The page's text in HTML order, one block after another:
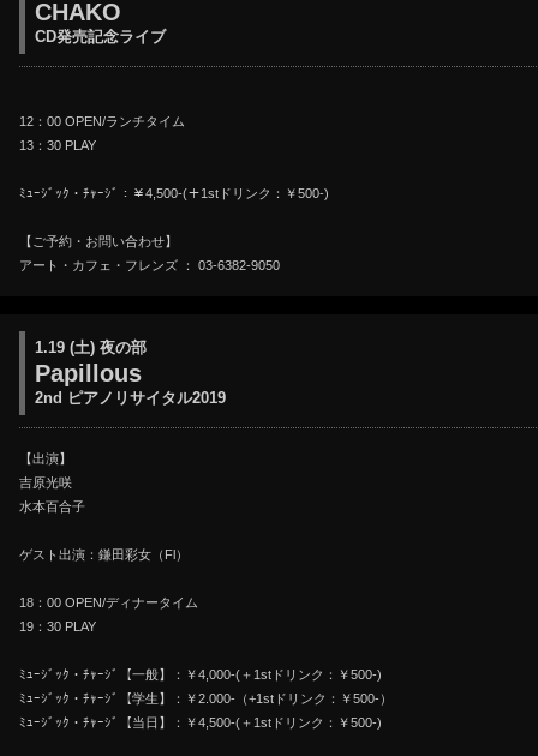
CHAKO
CD発売記念ライブ
12：00 OPEN/ランチタイム
13：30 PLAY
ﾐｭｰｼﾞｯｸ・ﾁｬｰｼﾞ：￥4,500-(＋1stドリンク：￥500-)
【ご予約・お問い合わせ】
アート・カフェ・フレンズ ： 03-6382-9050
1.19 (土) 夜の部
Papillous
2nd ピアノリサイタル2019
【出演】
吉原光咲
水本百合子
ゲスト出演：鎌田彩女（Fl）
18：00 OPEN/ディナータイム
19：30 PLAY
ﾐｭｰｼﾞｯｸ・ﾁｬｰｼﾞ【一般】：￥4,000-(＋1stドリンク：￥500-)
ﾐｭｰｼﾞｯｸ・ﾁｬｰｼﾞ【学生】：￥2.000-（+1stドリンク：￥500-）
ﾐｭｰｼﾞｯｸ・ﾁｬｰｼﾞ【当日】：￥4,500-(＋1stドリンク：￥500-)